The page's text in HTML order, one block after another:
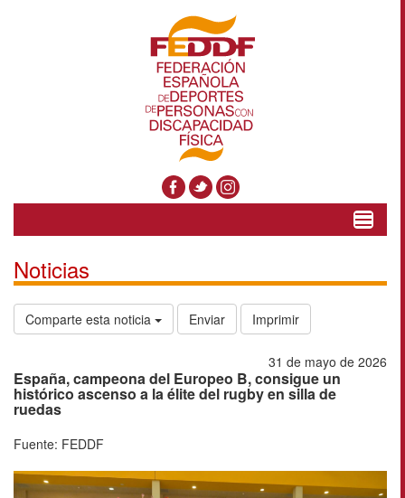
Toggle
Noticias
Comparte esta noticia Enviar Imprimir
31 de mayo de 2026
España, campeona del Europeo B, consigue un
histórico ascenso a la élite del rugby en silla de
ruedas
Fuente: FEDDF